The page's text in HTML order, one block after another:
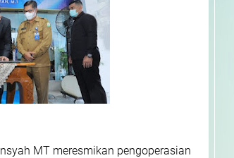
MT meresmikan pengoperasian